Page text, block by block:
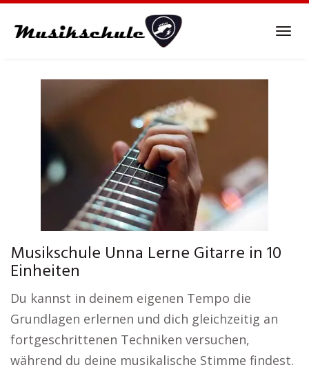
Musikschule Unna Lerne Gitarre in 10
Einheiten
Du kannst in deinem eigenen Tempo die
Grundlagen erlernen und dich gleichzeitig an
fortgeschrittenen Techniken versuchen,
während du deine musikalische Stimme findest.